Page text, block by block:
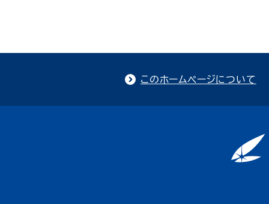
このホームページについて